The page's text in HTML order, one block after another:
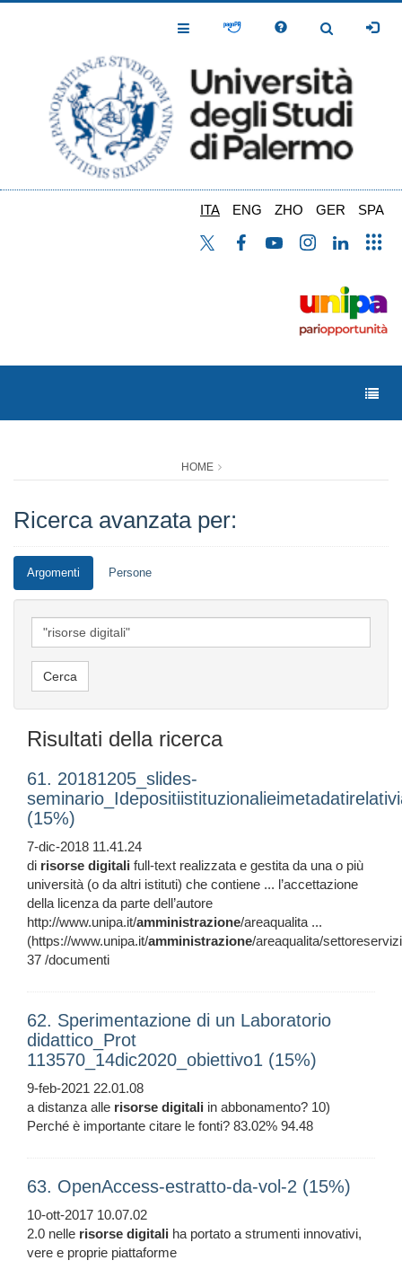
Toggle
Toggle
ITA ENG ZHO GER SPA
HOME
Ricerca avanzata per:
Argomenti Persone
Risultati della ricerca
61. 20181205_slides-
(15%)
7-dic-2018 11.41.24
di risorse digitali full-text realizzata e gestita da una o più
università (o da altri istituti) che contiene ... l’accettazione
della licenza da parte dell’autore
http://www.unipa.it/amministrazione/areaqualita ...
(https://www.unipa.it/amministrazione/areaqualita/
37 /documenti
62. Sperimentazione di un Laboratorio
didattico_Prot
113570_14dic2020_obiettivo1 (15%)
9-feb-2021 22.01.08
a distanza alle risorse digitali in abbonamento? 10)
Perché è importante citare le fonti? 83.02% 94.48
63. OpenAccess-estratto-da-vol-2 (15%)
10-ott-2017 10.07.02
2.0 nelle risorse digitali ha portato a strumenti innovativi,
vere e proprie piattaforme